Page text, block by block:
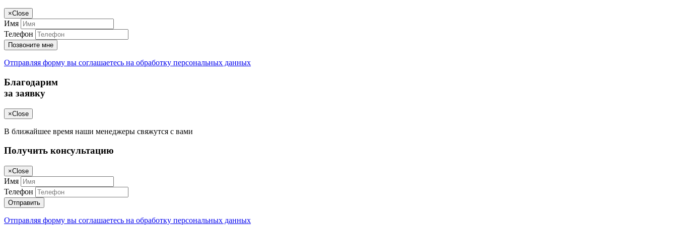
×Close
Имя
Телефон
Позвоните мне
Отправляя форму вы соглашаетесь на обработку персональных данных
Благодарим
за заявку
×Close
В ближайшее время наши менеджеры свяжутся с вами
Получить консультацию
×Close
Имя
Телефон
Отправить
Отправляя форму вы соглашаетесь на обработку персональных данных